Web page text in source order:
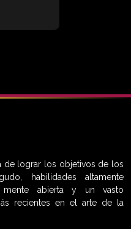
de lograr los objetivos de los
habilidades altamente
mente abierta y un vasto
recientes en el arte de la